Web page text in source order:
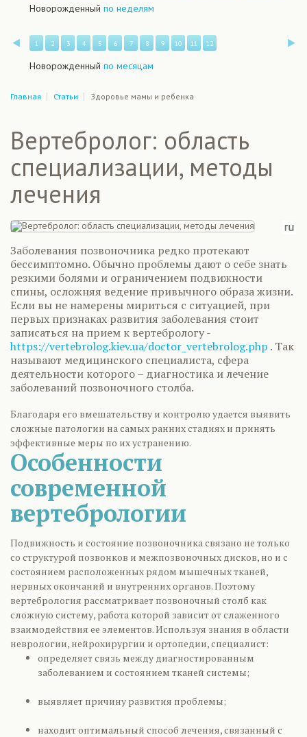
Новорожденный по неделям
Назад
1 2 3 4 5 6 7 8 9 10 11 12
Новорожденный по месяцам
Главная Статьи Здоровье мамы и ребенка
Вертебролог: область
специализации, методы
лечения
Заболевания позвоночника редко протекают
бессимптомно. Обычно проблемы дают о себе знать
резкими болями и ограничением подвижности
спины, осложняя ведение привычного образа жизни.
Если вы не намерены мириться с ситуацией, при
первых признаках развития заболевания стоит
записаться на прием к вертебрологу -
https://vertebrolog.kiev.ua/doctor_vertebrolog.php . Так
называют медицинского специалиста, сфера
деятельности которого – диагностика и лечение
заболеваний позвоночного столба.
Благодаря его вмешательству и контролю удается выявить
сложные патологии на самых ранних стадиях и принять
эффективные меры по их устранению.
Особенности
современной
вертебрологии
Подвижность и состояние позвоночника связано не только
со структурой позвонков и межпозвоночных дисков, но и с
состоянием расположенных рядом мышечных тканей,
нервных окончаний и внутренних органов. Поэтому
вертебрология рассматривает позвоночный столб как
сложную систему, работа которой зависит от слаженного
взаимодействия ее элементов. Используя знания в области
неврологии, нейрохирургии и ортопедии, специалист:
определяет связь между диагностированным
заболеванием и состоянием тканей системы;
выявляет причину развития проблемы;
находит оптимальный способ лечения, связанный с